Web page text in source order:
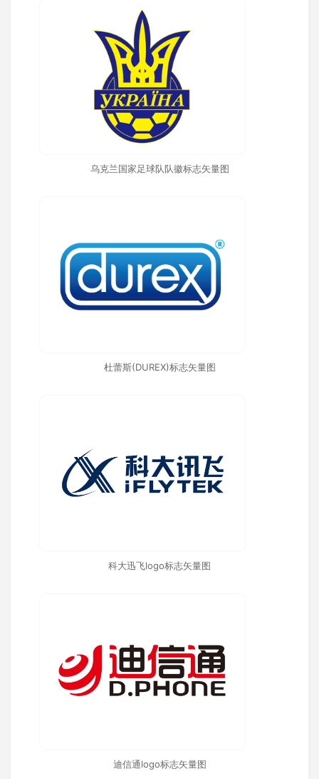
乌克兰国家足球队队徽标志矢量图
杜蕾斯(DUREX)标志矢量图
科大迅飞logo标志矢量图
迪信通logo标志矢量图